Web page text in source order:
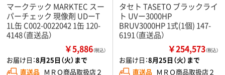
マークテック MARKTEC スー
パーチェック 現像剤 UDーT
1L缶 C002-0022042 1缶 120-
4148（直送品）
￥5,886（税込）
お届け日：8月25日（火）まで
直送品 ＭＲＯ商品取扱店２
タセト TASETO ブラックライ
ト UVー3000HP
BRUV3000HP 1式(1個) 147-
6191（直送品）
￥254,573（税込）
お届け日：8月25日（火）まで
直送品 ＭＲＯ商品取扱店２